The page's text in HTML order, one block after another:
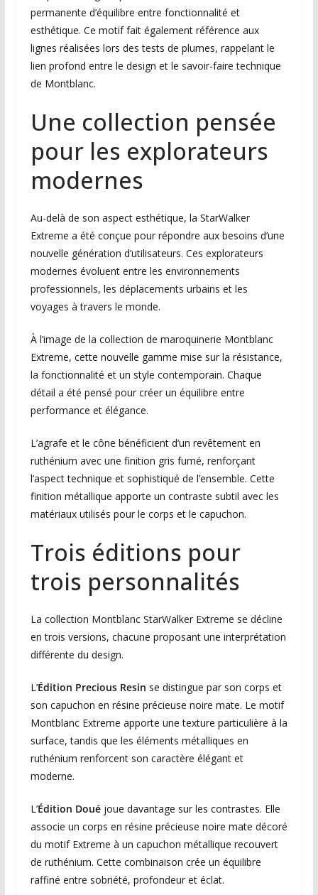
permanente d’équilibre entre fonctionnalité et
esthétique. Ce motif fait également référence aux
lignes réalisées lors des tests de plumes, rappelant le
lien profond entre le design et le savoir-faire technique
de Montblanc.
Une collection pensée
pour les explorateurs
modernes
Au-delà de son aspect esthétique, la StarWalker
Extreme a été conçue pour répondre aux besoins d’une
nouvelle génération d’utilisateurs. Ces explorateurs
modernes évoluent entre les environnements
professionnels, les déplacements urbains et les
voyages à travers le monde.
À l’image de la collection de maroquinerie Montblanc
Extreme, cette nouvelle gamme mise sur la résistance,
la fonctionnalité et un style contemporain. Chaque
détail a été pensé pour créer un équilibre entre
performance et élégance.
L’agrafe et le cône bénéficient d’un revêtement en
ruthénium avec une finition gris fumé, renforçant
l’aspect technique et sophistiqué de l’ensemble. Cette
finition métallique apporte un contraste subtil avec les
matériaux utilisés pour le corps et le capuchon.
Trois éditions pour
trois personnalités
La collection Montblanc StarWalker Extreme se décline
en trois versions, chacune proposant une interprétation
différente du design.
L’Édition Precious Resin se distingue par son corps et
son capuchon en résine précieuse noire mate. Le motif
Montblanc Extreme apporte une texture particulière à la
surface, tandis que les éléments métalliques en
ruthénium renforcent son caractère élégant et
moderne.
L’Édition Douéjoue davantage sur les contrastes. Elle
associe un corps en résine précieuse noire mate décoré
du motif Extreme à un capuchon métallique recouvert
de ruthénium. Cette combinaison crée un équilibre
raffiné entre sobriété, profondeur et éclat.